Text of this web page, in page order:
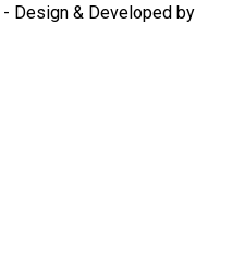
Design & Developed by